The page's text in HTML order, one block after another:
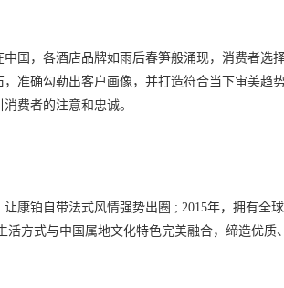
国，各酒店品牌如雨后春笋般涌现，消费者选
准确勾勒出客户画像，并打造符合当下审美趋
费者的注意和忠诚。
康铂自带法式风情强势出圈 ; 2015年，拥有全
方式与中国属地文化特色完美融合，缔造优质